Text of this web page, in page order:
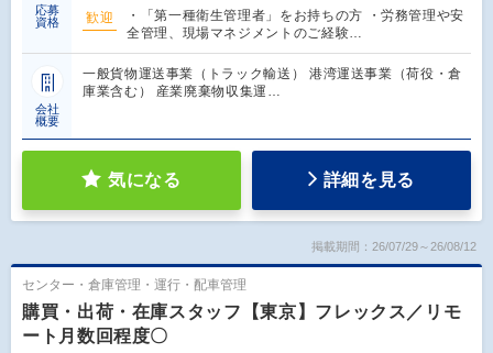
応募
資格
歓迎
・「第一種衛生管理者」をお持ちの方 ・労務管理や安
全管理、現場マネジメントのご経験…
会社
概要
一般貨物運送事業（トラック輸送） 港湾運送事業（荷役・倉
庫業含む） 産業廃棄物収集運…
気になる 詳細を見る
掲載期間：26/07/29～26/08/12
センター・倉庫管理・運行・配車管理
購買・出荷・在庫スタッフ【東京】フレックス／リモ
ート月数回程度〇